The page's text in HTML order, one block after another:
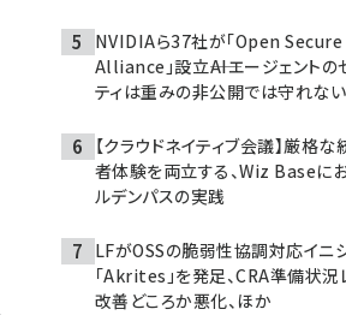
NVIDIAら37社が「Open Secure
Alliance」設立――AIエージェントの
ティは重みの非公開では守れない
【クラウドネイティブ会議】厳格
者体験を両立する、Wiz Baseに
ルデンパスの実践
LFがOSSの脆弱性協調対応イニ
「Akrites」を発足、CRA準備状況
改善どころか悪化、ほか